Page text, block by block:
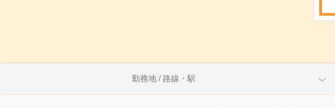
勤務地 / 路線・駅